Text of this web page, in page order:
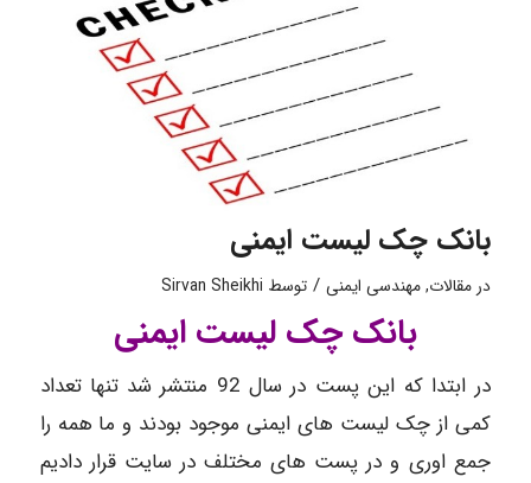
بانک چک لیست ایمنی
در مقالات,مهندسی ایمنی / توسط Sirvan Sheikhi
بانک چک لیست ایمنی
در ابتدا که این پست در سال 92 منتشر شد تنها تعداد
کمی از چک لیست های ایمنی موجود بودند و ما همه را
جمع اوری و در پست های مختلف در سایت قرار دادیم